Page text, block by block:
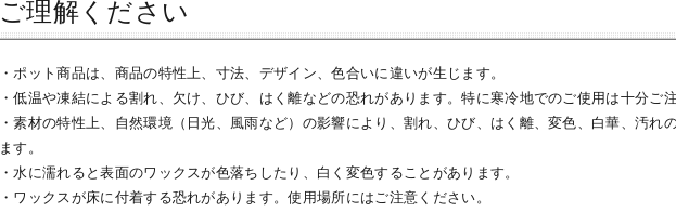
ご理解ください
・ポット商品は、商品の特性上、寸法、デザイン、色合いに違いが生じます。
・低温や凍結による割れ、欠け、ひび、はく離などの恐れがあります。特に寒冷地でのご使用は十分ご注
・素材の特性上、自然環境（日光、風雨など）の影響により、割れ、ひび、はく離、変色、白華、汚れ
ます。
・水に濡れると表面のワックスが色落ちしたり、白く変色することがあります。
・ワックスが床に付着する恐れがあります。使用場所にはご注意ください。